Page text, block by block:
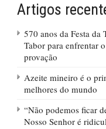
Artigos
570 anos da Festa da
Tabor para enfrentar
provação
Azeite mineiro é o
melhores do mundo
“Não podemos ficar
Nosso Senhor é